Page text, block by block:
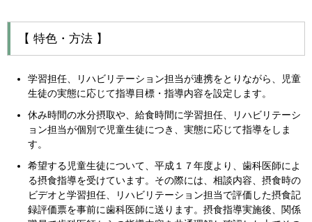
【 特色・方法 】
学習担任、リハビリテーション担当が連携をとりながら、児童
生徒の実態に応じて指導目標・指導内容を設定します。
休み時間の水分摂取や、給食時間に学習担任、リハビリテーシ
ョン担当が個別で児童生徒につき、実態に応じて指導をしま
す。
希望する児童生徒について、平成１７年度より、歯科医師によ
る摂食指導を受けています。その際には、相談内容、摂食時の
ビデオと学習担任、リハビリテーション担当で評価した摂食記
録評価票を事前に歯科医師に送ります。摂食指導実施後、関係